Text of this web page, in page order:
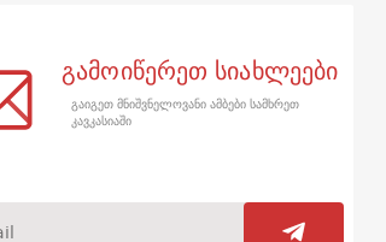
გამოიწერეთ სიახლეები
გაიგეთ მნიშვნელოვანი ამბები სამხრეთ
კავკასიაში